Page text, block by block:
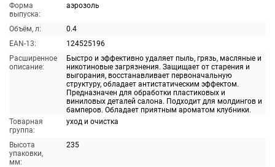
Форма
выпуска:
аэрозоль
Объём, л:
0.4
EAN-13:
124525196
Расширенное
описание:
Быстро и эффективно удаляет пыль, грязь, масляные и
никотиновые загрязнения. Защищает от старения и
выгорания, восстанавливает первоначальную
структуру, обладает антистатическим эффектом.
Предназначен для обработки пластиковых и
виниловых деталей салона. Подходит для молдингов и
бамперов. Обладает приятным ароматом клубники.
Товарная
группа:
уход и очистка
Высота
упаковки,
мм:
235